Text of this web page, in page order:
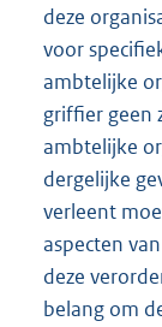
deze
voor
ambtelijke
griffier geen
ambtelijke
dergelijke
verleent
aspecten
deze
belang om